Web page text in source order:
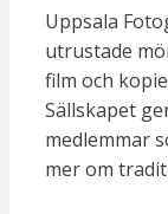
Uppsala
utrustade
film och
Sällskapet
medlemmar
mer om